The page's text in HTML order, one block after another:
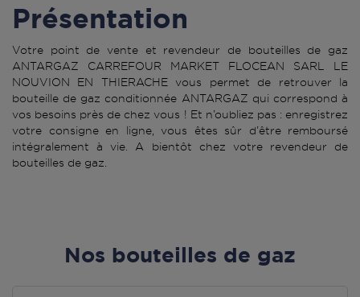
Présentation
Votre point de vente et revendeur de bouteilles de gaz
ANTARGAZ CARREFOUR MARKET FLOCEAN SARL LE
NOUVION EN THIERACHE vous permet de retrouver la
bouteille de gaz conditionnée ANTARGAZ qui correspond à
vos besoins près de chez vous ! Et n’oubliez pas : enregistrez
votre consigne en ligne, vous êtes sûr d’être remboursé
intégralement à vie. A bientôt chez votre revendeur de
bouteilles de gaz.
Nos bouteilles de gaz